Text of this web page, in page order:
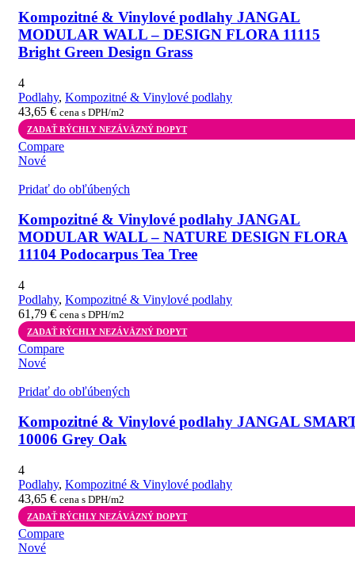
Kompozitné & Vinylové podlahy JANGAL
MODULAR WALL – DESIGN FLORA 11115
Bright Green Design Grass
4
Podlahy, Kompozitné & Vinylové podlahy
43,65 € cena s DPH/m2
ZADAŤ RÝCHLY NEZÁVÄZNÝ DOPYT
Compare
Nové
Pridať do obľúbených
Kompozitné & Vinylové podlahy JANGAL
MODULAR WALL – NATURE DESIGN FLORA
11104 Podocarpus Tea Tree
4
Podlahy, Kompozitné & Vinylové podlahy
61,79 € cena s DPH/m2
ZADAŤ RÝCHLY NEZÁVÄZNÝ DOPYT
Compare
Nové
Pridať do obľúbených
Kompozitné & Vinylové podlahy JANGAL
10006 Grey Oak
4
Podlahy, Kompozitné & Vinylové podlahy
43,65 € cena s DPH/m2
ZADAŤ RÝCHLY NEZÁVÄZNÝ DOPYT
Compare
Nové